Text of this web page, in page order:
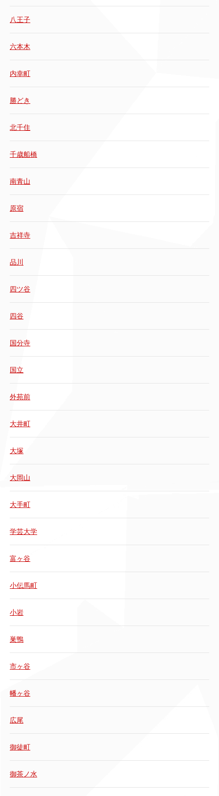
八王子
六本木
内幸町
勝どき
北千住
千歳船橋
南青山
原宿
吉祥寺
品川
四ツ谷
四谷
国分寺
国立
外苑前
大井町
大塚
大岡山
大手町
学芸大学
富ヶ谷
小伝馬町
小岩
巣鴨
市ヶ谷
幡ヶ谷
広尾
御徒町
御茶ノ水